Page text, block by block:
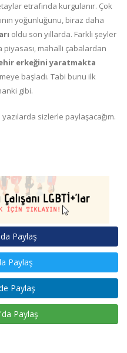
etrafında kurgulanır. Çok
yoğunluğunu, biraz daha
oldu son yıllarda. Farklı şeyler
piyasası, mahalli çabalardan
erkeğini yaratmakta
başladı. Tabi bunu ilk
gibi.
sizlerle paylaşacağım.
Paylaş
Paylaş
Paylaş
Paylaş